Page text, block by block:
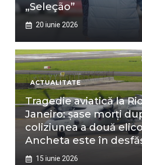
„Seleção”
20 iunie 2026
ACTUALITATE
Tragedie aviatică la
Janeiro: șase morți
coliziunea a două
Ancheta este în
15 iunie 2026